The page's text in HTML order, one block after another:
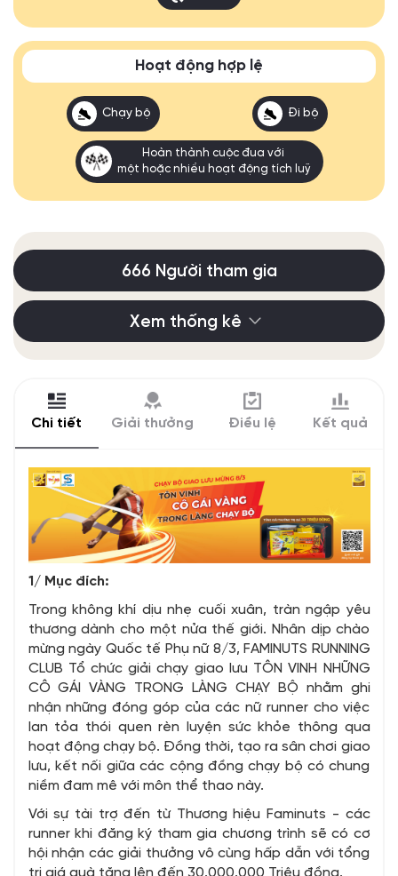
Hoạt động hợp lệ
Chạy bộ Đi bộ
Hoàn thành cuộc đua với
một hoặc nhiều hoạt động tích luỹ
666 Người tham gia
Xem thống kê
Chi tiết Giải thưởng Điều lệ Kết quả
1/ Mục đích:
Trong không khí dịu nhẹ cuối xuân, tràn ngập yêu
thương dành cho một nửa thế giới. Nhân dịp chào
mừng ngày Quốc tế Phụ nữ 8/3, FAMINUTS RUNNING
CLUB Tổ chức giải chạy giao lưu TÔN VINH NHỮNG
CÔ GÁI VÀNG TRONG LÀNG CHẠY BỘ nhằm ghi
nhận những đóng góp của các nữ runner cho việc
lan tỏa thói quen rèn luyện sức khỏe thông qua
hoạt động chạy bộ. Đồng thời, tạo ra sân chơi giao
lưu, kết nối giữa các cộng đồng chạy bộ có chung
niềm đam mê với môn thể thao này.
Với sự tài trợ đến từ Thương hiệu Faminuts - các
runner khi đăng ký tham gia chương trình sẽ có cơ
hội nhận các giải thưởng vô cùng hấp dẫn với tổng